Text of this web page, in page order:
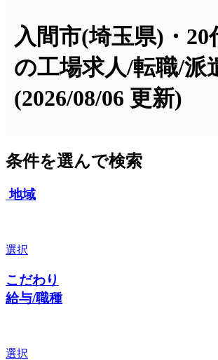
入間市(埼玉県)・20
の工場求人/転職/派
(2026/08/06 更新)
条件を選んで検索
地域
選択
こだわり
給与/職種
選択